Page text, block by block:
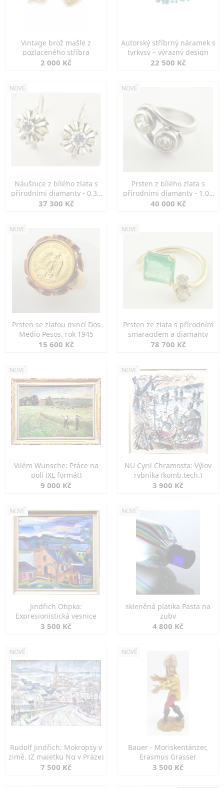
Vintage brož mašle z
pozlaceného stříbra
2 000 Kč
Autorský stříbrný náramek s
tyrkysy – výrazný design
22 500 Kč
NOVÉ
Náušnice z bílého zlata s
přírodními diamanty - 0,30
ct
37 300 Kč
NOVÉ
Prsten z bílého zlata s
přírodními diamanty - 1,00
ct
40 000 Kč
NOVÉ
Prsten se zlatou mincí Dos
Medio Pesos, rok 1945
15 600 Kč
NOVÉ
Prsten ze zlata s přírodním
smaragdem a diamanty
78 700 Kč
NOVÉ
Vilém Wünsche: Práce na
poli (XL formát)
9 000 Kč
NOVÉ
NU Cyril Chramosta: Výlov
rybníka (komb.tech.)
3 900 Kč
NOVÉ
Jindřich Otipka:
Expresionistická vesnice
3 500 Kč
NOVÉ
skleněná platika Pasta na
zuby
4 800 Kč
NOVÉ
Rudolf Jindřich: Mokropsy v
zimě. (Z majetku Ng v Praze)
7 500 Kč
NOVÉ
Bauer - Moriskentänzer,
Erasmus Grasser
3 500 Kč